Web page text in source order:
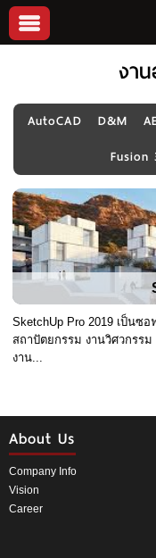
งา
AutoCAD D&M
Fusion
SketchUp Pro 2019 เป็นซ
สถาปัตยกรรม งานวิศวกรร
งาน...
About Us
Company Info
Vision
Career